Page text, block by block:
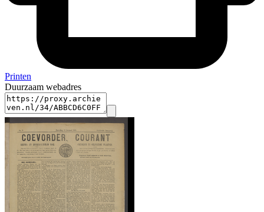
Printen
Duurzaam webadres